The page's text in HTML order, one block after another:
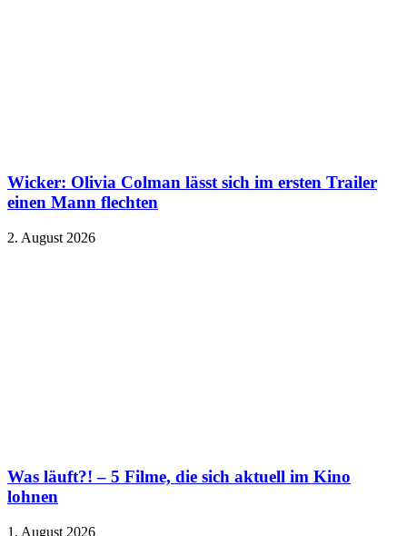
Wicker: Olivia Colman lässt sich im ersten Trailer
einen Mann flechten
2. August 2026
Was läuft?! – 5 Filme, die sich aktuell im Kino
lohnen
1. August 2026